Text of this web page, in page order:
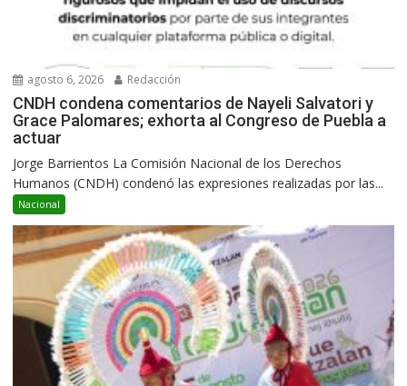
agosto 6, 2026 Redacción
CNDH condena comentarios de Nayeli Salvatori y
Grace Palomares; exhorta al Congreso de Puebla a
actuar
Jorge Barrientos La Comisión Nacional de los Derechos
Humanos (CNDH) condenó las expresiones realizadas por las...
Nacional